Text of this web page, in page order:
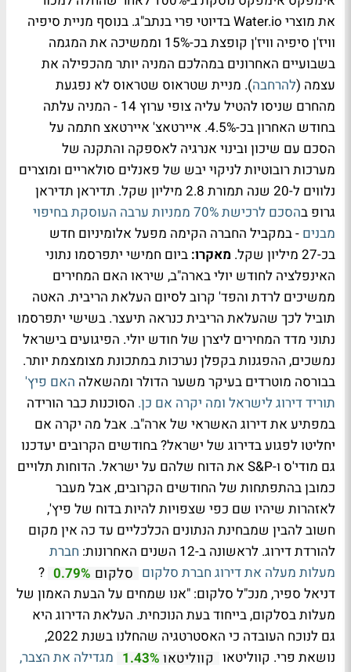
את מוצרי Water.io בדיוטי פרי בנתב"ג. בנוסף מניית סיפיה
וויז'ן סיפיה וויז'ן קופצת בכ-15% וממשיכה את המגמה
בשבועיים האחרונים במהלכם המניה יותר מהכפילה את
עצמה (להרחבה). מניית שטראוס שטראוס לא נפגעת
מהחרם שניסו להטיל עליה צופי ערוץ 14 - המניה עלתה
בחודש האחרון בכ-4.5%. איירטאצ' איירטאצ חתמה על
הסכם עם שיכון ובינוי אנרגיה לאספקה והתקנה של
מערכות רובוטיות לניקוי יבש של פאנלים סולאריים ומוצרים
נלווים ל-20 שנה תמורת 2.8 מיליון שקל. תדיראן תדיראן
גרופ ב
הסכם לרכישת 70% ממניות ערבה העוסקת בחיפוי
מבנים - במקביל החברה הקימה מפעל אלומיניום חדש
בכ-27 מיליון שקל.
מאקרו: ביום חמישי יתפרסמו נתוני
האינפלציה לחודש יולי בארה"ב, שיראו האם המחירים
ממשיכים לרדת והפד' קרוב לסיום העלאת הריבית. האטה
תוביל לכך שהעלאת הריבית כנראה תיעצר. בשישי יתפרסמו
נתוני מדד המחירים ליצרן של חודש יולי. הפיגועים בישראל
נמשכים, ההפגנות בקפלן נערכות במתכונת מצומצמת יותר.
בבורסה מוטרדים בעיקר משער הדולר ומהשאלה האם פיץ'
תוריד דירוג לישראל ומה יקרה אם כן. הסוכנות כבר הורידה
במפתיע את דירוג האשראי של ארה"ב. אבל מה יקרה אם
יחליטו לפגוע בדירוג של ישראל? בחודשים הקרובים יעדכנו
גם מודי'ס ו-S&P את הדוח שלהם על ישראל. הדוחות תלויים
כמובן בהתפתחות של החודשים הקרובים, אבל מעבר
לאזהרות שיהיו שם כפי שצפויות להיות בדוח של פיץ',
חשוב להבין שמבחינת הנתונים הכלכליים עד כה אין מקום
להורדת דירוג. לראשונה ב-12 השנים האחרונות:
חברת
מעלות מעלה את דירוג חברת סלקום סלקום 0.79%
?
דניאל ספיר, מנכ"ל סלקום: "אנו שמחים על הבעת האמון של
מעלות בסלקום, בייחוד בעת הנוכחית. העלאת הדירוג היא
גם לנוכח העובדה כי האסטרטגיה שהחלנו בשנת 2022,
נושאת פרי. קווליטאו קווליטאו 1.43% מגדילה את הצבר,